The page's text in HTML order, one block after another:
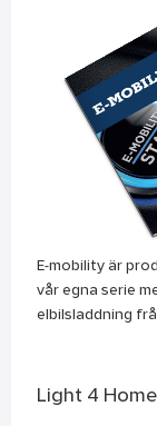
E-mobility är
vår egna serie
elbilsladdning
Light 4 Home